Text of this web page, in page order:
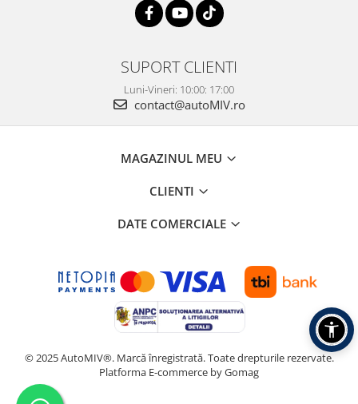
SUPORT CLIENTI
Luni-Vineri: 10:00: 17:00
contact@autoMIV.ro
MAGAZINUL MEU
CLIENTI
DATE COMERCIALE
© 2025 AutoMIV®. Marcă înregistrată. Toate drepturile rezervate.
Platforma E-commerce by Gomag